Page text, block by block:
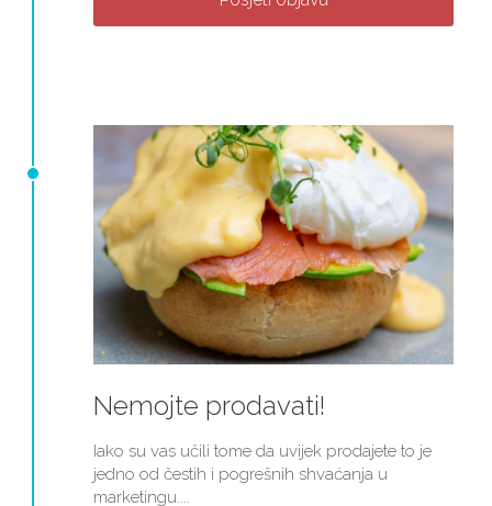
Nemojte prodavati!
Iako su vas učili tome da uvijek prodajete to je
jedno od čestih i pogrešnih shvaćanja u
marketingu....